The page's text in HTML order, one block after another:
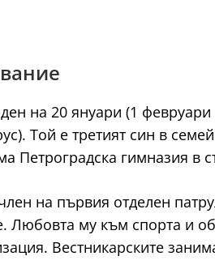
на 20 януари (1
Той е третият син в
Петроградска гимназия в
на първия отделен
Любовта му към спорта и
Вестникарските